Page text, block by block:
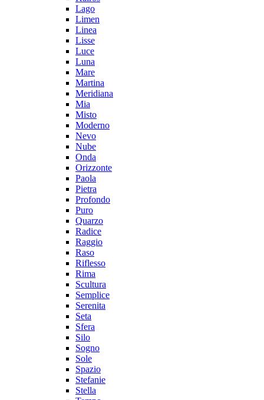
Lago
Limen
Linea
Lisse
Luce
Luna
Mare
Martina
Meridiana
Mia
Misto
Moderno
Nevo
Nube
Onda
Orizzonte
Paola
Pietra
Profondo
Puro
Quarzo
Radice
Raggio
Raso
Riflesso
Rima
Scultura
Semplice
Serenita
Seta
Sfera
Silo
Sogno
Sole
Spazio
Stefanie
Stella